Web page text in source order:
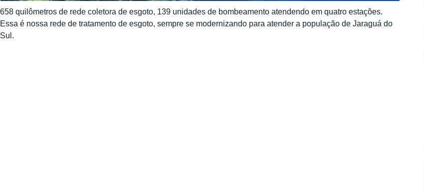
658 quilômetros de rede coletora de esgoto, 139 unidades de bombeamento atendendo em quatro estações.
Essa é nossa rede de tratamento de esgoto, sempre se modernizando para atender a população de Jaraguá do
Sul.